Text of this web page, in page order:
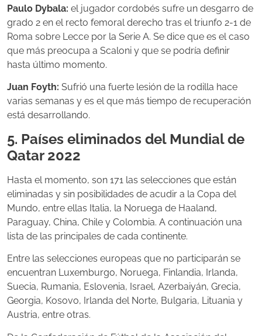
Paulo Dybala: el jugador cordobés sufre un desgarro de
grado 2 en el recto femoral derecho tras el triunfo 2-1 de
Roma sobre Lecce por la Serie A. Se dice que es el caso
que más preocupa a Scaloni y que se podría definir
hasta último momento.
Juan Foyth: Sufrió una fuerte lesión de la rodilla hace
varias semanas y es el que más tiempo de recuperación
está desarrollando.
5. Países eliminados del Mundial de
Qatar 2022
Hasta el momento, son 171 las selecciones que están
eliminadas y sin posibilidades de acudir a la Copa del
Mundo, entre ellas Italia, la Noruega de Haaland,
Paraguay, China, Chile y Colombia. A continuación una
lista de las principales de cada continente.
Entre las selecciones europeas que no participarán se
encuentran Luxemburgo, Noruega, Finlandia, Irlanda,
Suecia, Rumania, Eslovenia, Israel, Azerbaiyán, Grecia,
Georgia, Kosovo, Irlanda del Norte, Bulgaria, Lituania y
Austria, entre otras.